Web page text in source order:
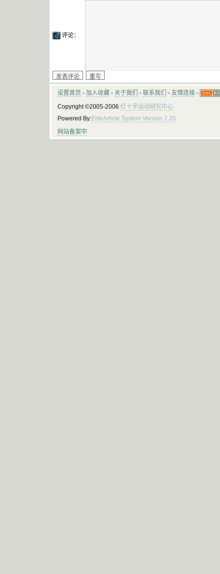
评论：
设置首页 - 加入收藏 - 关于我们 - 联系我们 - 友情连接 -
Copyright ©2005-2006 红十字运动研究中心
Powered By:EliteArticle System Version 2.20
网站备案中